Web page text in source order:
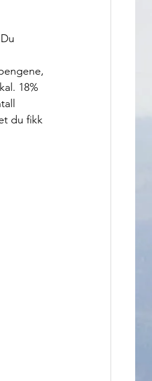
18%
du fikk